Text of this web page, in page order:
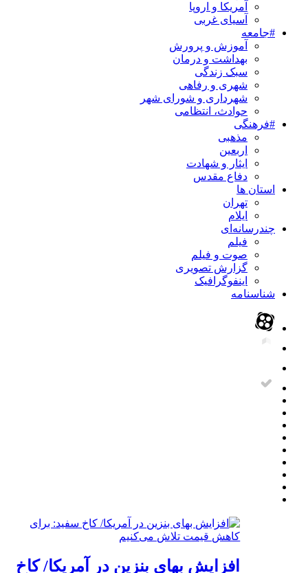
آمریکا و اروپا
آسیای غربی
#جامعه
آموزش و پرورش
بهداشت و درمان
سبک زندگی
شهری و رفاهی
شهرداری و شورای شهر
حوادث، انتظامی
#فرهنگی
مذهبی
اربعین
ایثار و شهادت
دفاع مقدس
استان ها
تهران
ایلام
چندرسانه‌ای
فیلم
صوت و فیلم
گزارش تصویری
اینفوگرافیک
شناسنامه
افزایش بهای بنزین در آمریکا/ کاخ